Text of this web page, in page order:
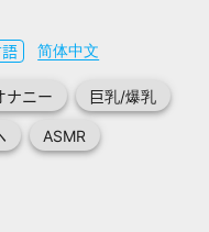
简体中文
ナニー 巨乳/爆乳
ASMR